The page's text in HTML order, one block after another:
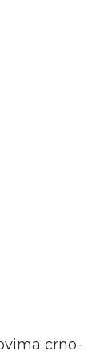
crno-